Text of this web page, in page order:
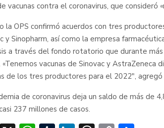
vacunas contra el coronavirus, que consideró
la OPS confirmó acuerdos con tres
y Sinopharm, así como la empresa
a través del fondo rotatorio que durante
«Tenemos vacunas de Sinovac y AstraZeneca
de los tres productores para el 2022″, agregó
de coronavirus deja un saldo de más de
237 millones de casos.